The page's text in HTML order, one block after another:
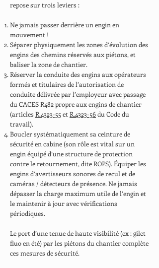
repose sur trois leviers :
Ne jamais passer derrière un engin en
mouvement !
Séparer physiquement les zones d’évolution des
engins des chemins réservés aux piétons, et
baliser la zone de chantier.
Réserver la conduite des engins aux opérateurs
formés et titulaires de l’autorisation de
conduite délivrée par l’employeur avec passage
du CACES R482 propre aux engins de chantier
(articles R.4323-55et R.4323-56du Code du
travail).
Boucler systématiquement sa ceinture de
sécurité en cabine (son rôle est vital sur un
engin équipé d’une structure de protection
contre le retournement, dite ROPS). Équiper les
engins d’avertisseurs sonores de recul et de
caméras / détecteurs de présence. Ne jamais
dépasser la charge maximum utile de l’engin et
le maintenir à jour avec vérifications
périodiques.
Le port d’une tenue de haute visibilité (ex : gilet
fluo en été) par les piétons du chantier complète
ces mesures de sécurité.